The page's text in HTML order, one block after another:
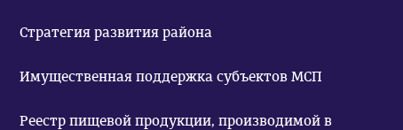
Стратегия развития района
Имущественная поддержка субъектов МСП
Реестр пищевой продукции, производимой в